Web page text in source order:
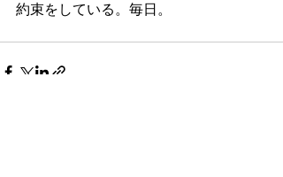
約束をしている。毎日。